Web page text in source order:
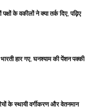
के वकीलों ने क्या तर्क दिए, पढ़िए
हार गए, घनश्याम की पेंशन पक्की
के स्थायी वर्गीकरण और वेतनमान